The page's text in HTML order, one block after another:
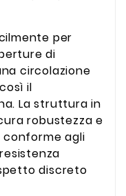
per
di
circolazione
il
La struttura in
robustezza e
conforme agli
discreto